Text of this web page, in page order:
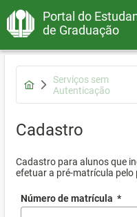
Portal do
de Graduação
Serviços sem
Autenticação
Cadastro
Cadastro para alunos que
efetuar a pré-matrícula
Número de matrícula *